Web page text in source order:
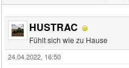
HUSTRAC
Fühlt sich wie zu Hause
24.04.2022, 16:50